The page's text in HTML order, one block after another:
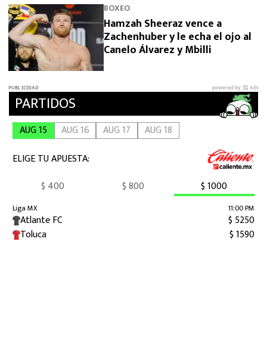
BOXEO
Hamzah Sheeraz vence a
Zachenhuber y le echa el ojo al
Canelo Álvarez y Mbilli